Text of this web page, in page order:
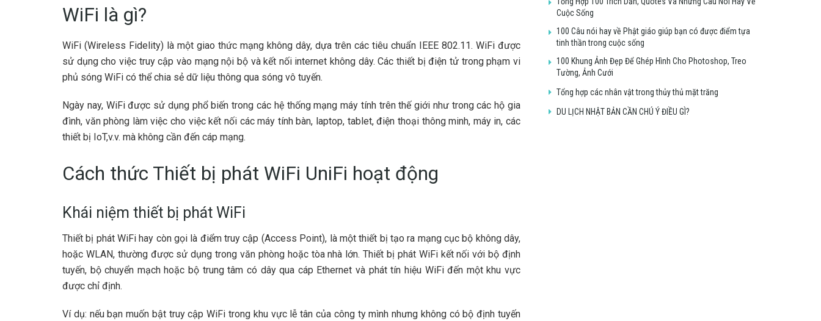
WiFi là gì?
WiFi (Wireless Fidelity) là một giao thức mạng không dây, dựa trên các tiêu chuẩn IEEE 802.11. WiFi được
sử dụng cho việc truy cập vào mạng nội bộ và kết nối internet không dây. Các thiết bị điện tử trong phạm vi
phủ sóng WiFi có thể chia sẻ dữ liệu thông qua sóng vô tuyến.
Ngày nay, WiFi được sử dụng phổ biến trong các hệ thống mạng máy tính trên thế giới như trong các hộ gia
đình, văn phòng làm việc cho việc kết nối các máy tính bàn, laptop, tablet, điện thoại thông minh, máy in, các
thiết bị IoT,v.v. mà không cần đến cáp mạng.
Cách thức Thiết bị phát WiFi UniFi hoạt động
Khái niệm thiết bị phát WiFi
Thiết bị phát WiFi hay còn gọi là điểm truy cập (Access Point), là một thiết bị tạo ra mạng cục bộ không dây,
hoặc WLAN, thường được sử dụng trong văn phòng hoặc tòa nhà lớn. Thiết bị phát WiFi kết nối với bộ định
tuyến, bộ chuyển mạch hoặc bộ trung tâm có dây qua cáp Ethernet và phát tín hiệu WiFi đến một khu vực
được chỉ định.
Ví dụ: nếu bạn muốn bật truy cập WiFi trong khu vực lễ tân của công ty mình nhưng không có bộ định tuyến
Cuộc Sống
100 Câu nói hay về Phật giáo giúp bạn có được điểm tựa
tinh thần trong cuộc sống
100 Khung Ảnh Đẹp Để Ghép Hình Cho Photoshop, Treo
Tường, Ảnh Cưới
Tổng hợp các nhân vật trong thủy thủ mặt trăng
DU LỊCH NHẬT BẢN CẦN CHÚ Ý ĐIỀU GÌ?